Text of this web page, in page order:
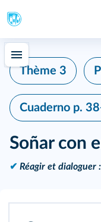
Thème 3
Cuaderno p.
Soñar con
✔ Réagir et dialoguer